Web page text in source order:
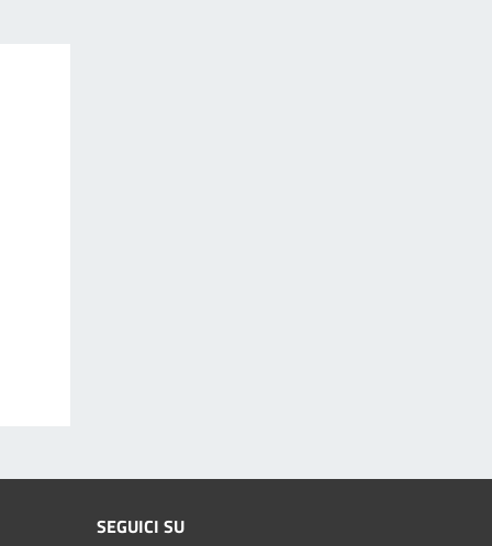
SEGUICI SU